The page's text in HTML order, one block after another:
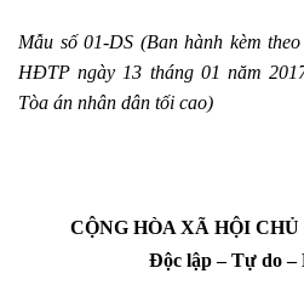
Mẫu số 01-DS (Ban hành kèm
HĐTPngày 13 tháng 01 năm
Tòa án nhân dân tối cao)
CỘNG HÒA XÃ HỘI
Độc lập – Tự do –